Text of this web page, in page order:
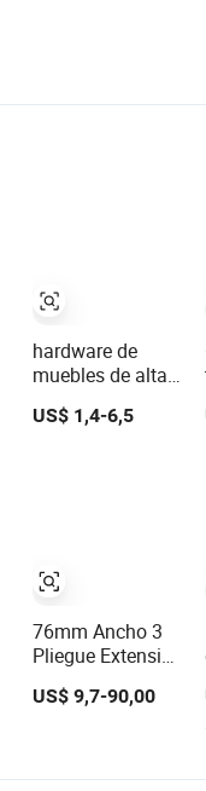
hardware de
muebles de alta
calidad para
guías de cajones
US$ 1,4-6,5
76mm Ancho 3
Pliegue Extensión
Carga Pesada de
Deslizadores de
US$ 9,7-90,00